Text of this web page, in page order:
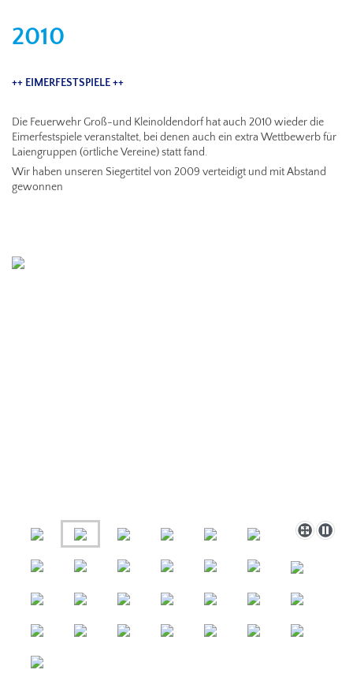
2010
++ EIMERFESTSPIELE ++
Die Feuerwehr Groß-und Kleinoldendorf hat auch 2010 wieder die
Eimerfestspiele veranstaltet, bei denen auch ein extra Wettbewerb für
Laiengruppen (örtliche Vereine) statt fand.
Wir haben unseren Siegertitel von 2009 verteidigt und mit Abstand
gewonnen